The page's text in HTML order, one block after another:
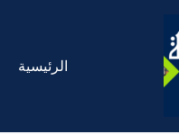
الرئيسية